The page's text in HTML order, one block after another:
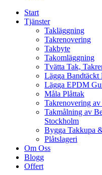
Start
Tjänster
Takläggning
Takrenovering
Takbyte
Takomläggning
Tvätta Tak,
Lägga Bandtäckt
Lägga EPDM
Måla Plåttak
Takrenovering
Takmålning av
Stockholm
Bygga Takkupa
Plåtslageri
Om Oss
Blogg
Offert